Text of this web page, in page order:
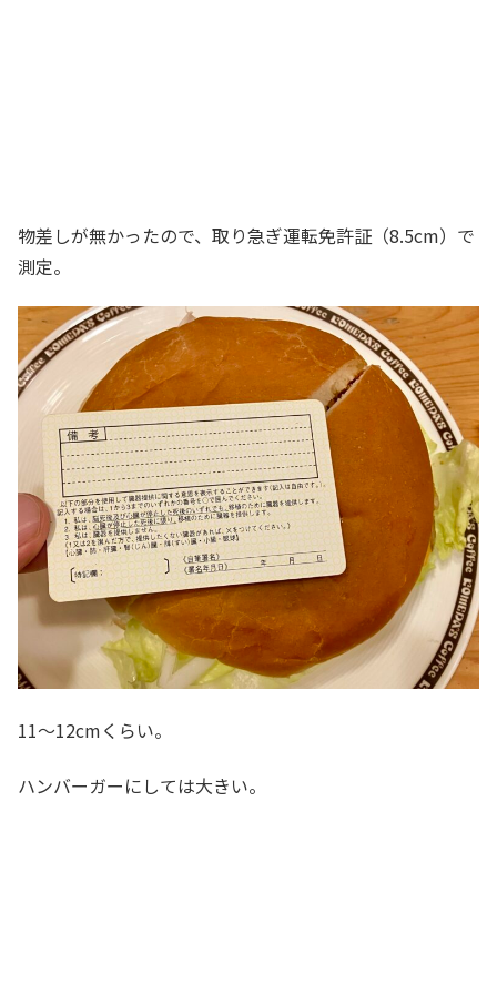
物差しが無かったので、取り急ぎ運転免許証（8.5cm）で
測定。
11～12cmくらい。
ハンバーガーにしては大きい。